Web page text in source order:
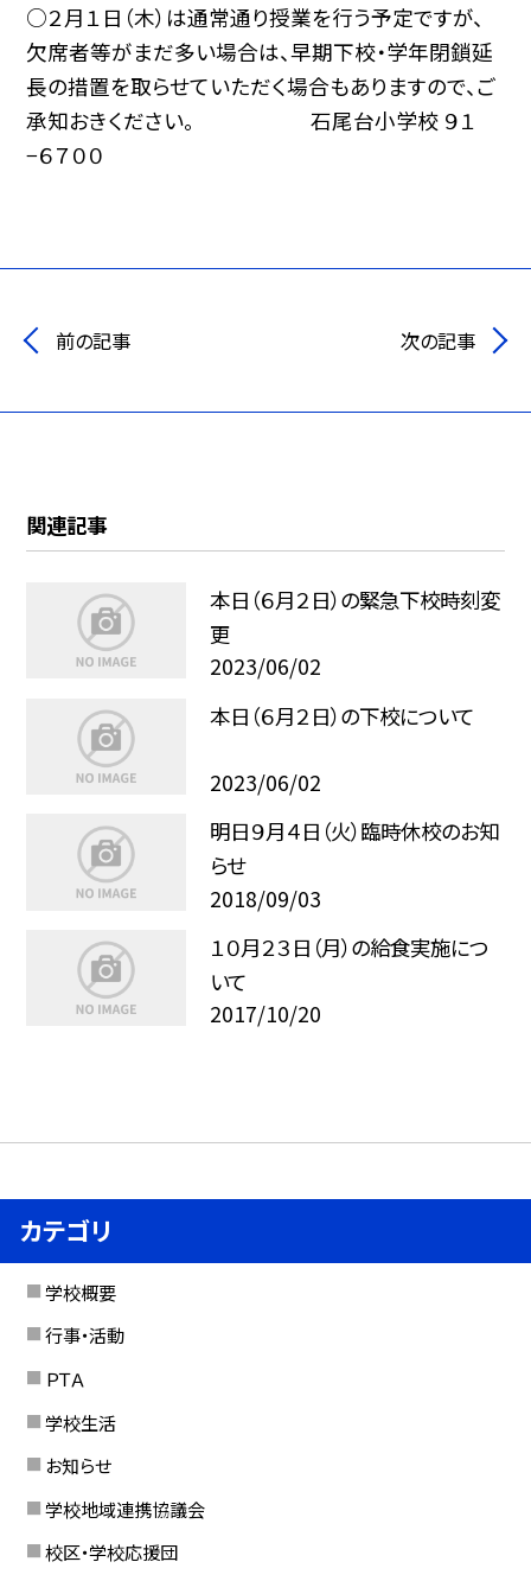
○２月１日（木）は通常通り授業を行う予定ですが、
欠席者等がまだ多い場合は、早期下校・学年閉鎖延
長の措置を取らせていただく場合もありますので、ご
承知おきください。 石尾台小学校 ９１
−６７００
前の記事 次の記事
関連記事
本日（６月２日）の緊急下校時刻変
更
2023/06/02
本日（６月２日）の下校について
2023/06/02
明日９月４日（火）臨時休校のお知
らせ
2018/09/03
１０月２３日（月）の給食実施につ
いて
2017/10/20
カテゴリ
学校概要
行事・活動
ＰＴＡ
学校生活
お知らせ
学校地域連携協議会
校区・学校応援団